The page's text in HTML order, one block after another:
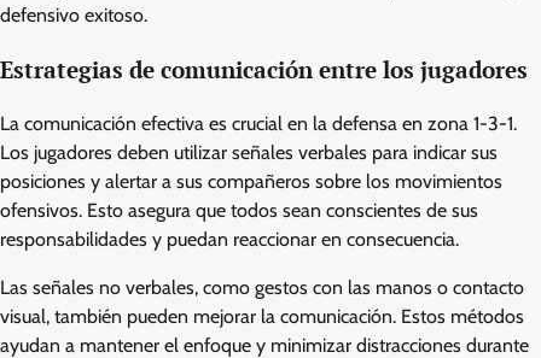
defensivo exitoso.
Estrategias de comunicación entre los jugadores
La comunicación efectiva es crucial en la defensa en zona 1-3-1.
Los jugadores deben utilizar señales verbales para indicar sus
posiciones y alertar a sus compañeros sobre los movimientos
ofensivos. Esto asegura que todos sean conscientes de sus
responsabilidades y puedan reaccionar en consecuencia.
Las señales no verbales, como gestos con las manos o contacto
visual, también pueden mejorar la comunicación. Estos métodos
ayudan a mantener el enfoque y minimizar distracciones durante